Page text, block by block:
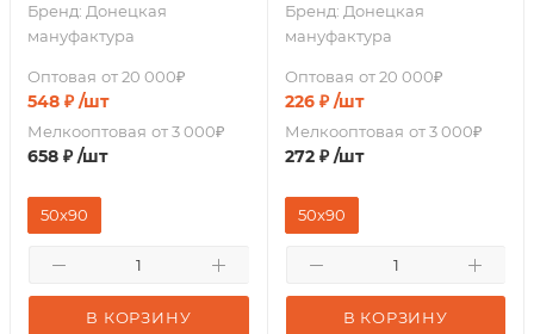
Бренд: Донецкая
мануфактура
Оптовая от 20 000₽
548 ₽ /шт
Мелкооптовая от 3 000₽
658 ₽ /шт
В КОРЗИНУ
50x90
Бренд: Донецкая
мануфактура
Оптовая от 20 000₽
226₽ /шт
Мелкооптовая от 3 000₽
272₽ /шт
В КОРЗИНУ
50x90